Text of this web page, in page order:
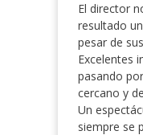
El director
resultado
pesar de
Excelentes
pasando
cercano y
Un
siempre se